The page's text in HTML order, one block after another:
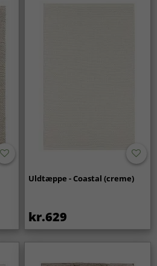
Uldtæppe - Coastal (creme)
kr.629